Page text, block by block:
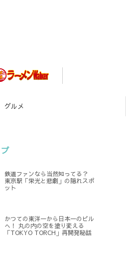
スポット
鉄道ファンなら当然知ってる？
東京駅「栄光と悲劇」の隠れスポ
ット
かつての東洋一から日本一のビル
へ！ 丸の内の空を塗り変える
「TOKYO TORCH」再開発秘話